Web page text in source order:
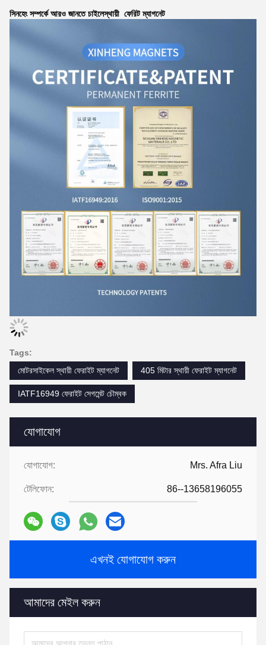
যোগাযোগ
যোগাযোগ: Mrs. Afra Liu
টেলিফোন: 86--13658196055
এখনই যোগাযোগ করুন
আমাদের মেইল ​​করুন
সিনহেং সম্পর্কে আরও জানতে চাইলেস্থায়ী ফেরিট ম্যাগনেট
Tags:
মোটরসাইকেল স্থায়ী ফেরাইট ম্যাগনেট
405 মিটার স্থায়ী ফেরাইট ম্যাগনেট
IATF16949 ফেরাইট সেগমেন্ট চৌম্বক